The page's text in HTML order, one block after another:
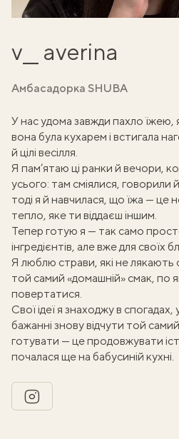
v__ averina
Амбасадорка SHUBA
У нас удома завжди пахло їжею,
вона була кухарем і встигала
й цілі весілля.
Я пам’ятаю ці ранки й вечори,
усього: там сміялися,
тоді я й навчилася, що їжа — це
тепло, яке ти віддаєш іншим.
Тепер готую я — так само
інгредієнтів, але вже для своїх
Я люблю страви, які не лякають
той самий «домашній» смак, по
повертатися.
Свої ідеї я знаходжу в
бажанні знову відчути той
готувати — це продовжувати
почалася ще на бабусиній кухні.
instagram